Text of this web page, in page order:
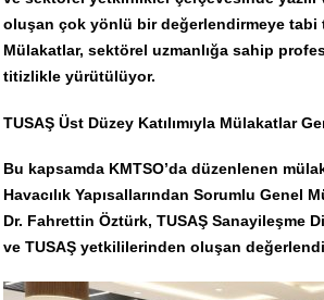
oluşan çok yönlü bir değerlendirmeye tabi
Mülakatlar, sektörel uzmanlığa sahip
titizlikle yürütülüyor.
TUSAŞ Üst Düzey Katılımıyla Mülakatlar
Bu kapsamda KMTSO’da düzenlenen
Havacılık Yapısallarından Sorumlu Genel
Dr. Fahrettin Öztürk, TUSAŞ Sanayileşme
ve TUSAŞ yetkililerinden oluşan